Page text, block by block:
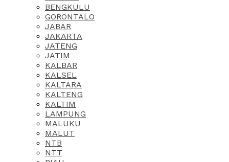
BENGKULU
GORONTALO
JABAR
JAKARTA
JATENG
JATIM
KALBAR
KALSEL
KALTARA
KALTENG
KALTIM
LAMPUNG
MALUKU
MALUT
NTB
NTT